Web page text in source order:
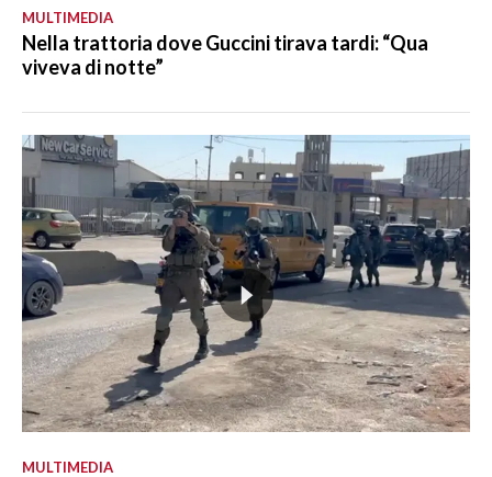
MULTIMEDIA
Nella trattoria dove Guccini tirava tardi: “Qua
viveva di notte”
MULTIMEDIA